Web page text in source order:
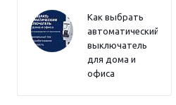
Как выбрать
автоматический
выключатель
для дома и
офиса